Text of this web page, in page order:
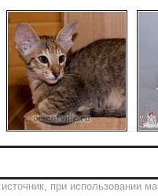
при использовании